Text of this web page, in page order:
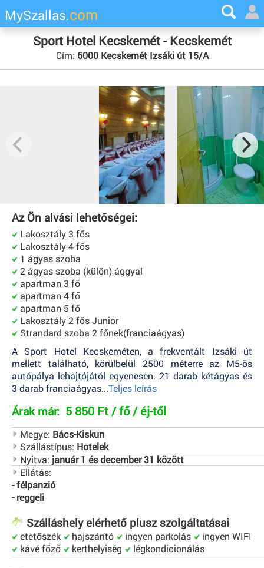
MySzallas.com
Sport Hotel Kecskemét - Kecskemét
Cím: 6000 Kecskemét Izsáki út 15/A
Az Ön alvási lehetőségei:
Lakosztály 3 fős
Lakosztály 4 fős
1 ágyas szoba
2 ágyas szoba (külön) ággyal
apartman 3 fő
apartman 4 fő
apartman 5 fő
Lakosztály 2 fős Junior
Strandard szoba 2 főnek(franciaágyas)
A Sport Hotel Kecskeméten, a frekventált Izsáki út
mellett található, körülbelül 2500 méterre az M5-ös
autópálya lehajtójától egyenesen. 21 darab kétágyas és
3 darab franciaágyas...Teljes leírás
Árak már: 5 850 Ft / fő / éj-től
Megye: Bács-Kiskun
Szállástípus: Hotelek
Nyitva: január 1 és december 31 között
Ellátás:
- félpanzió
- reggeli
Szálláshely elérhető plusz szolgáltatásai
etetőszék hajszárító ingyen parkolás
ingyen WIFI
kávé főző
kerthelyiség légkondicionálás